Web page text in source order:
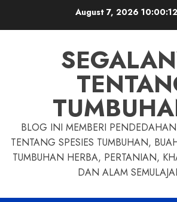
August 7, 2026
BLOG INI MEMBERI
TENTANG SPESIES TUMBUHAN,
TUMBUHAN HERBA, PERTANIAN,
DAN ALAM